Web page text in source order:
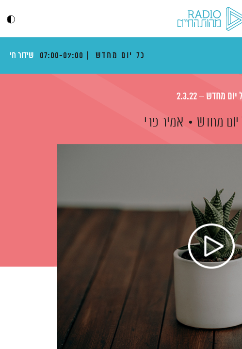
כל יום מחדש 07:00-09:00 שידור חי
יום מחדש – 2.3.22
יום מחדש אמיר פרי